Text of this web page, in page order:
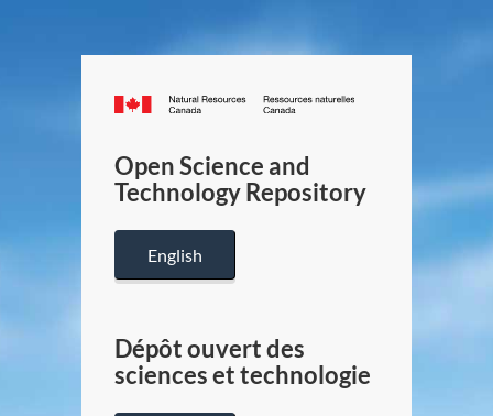
Canada.ca
/
Canada
Open Science and
Technology Repository
English
Dépôt ouvert des
sciences et technologie